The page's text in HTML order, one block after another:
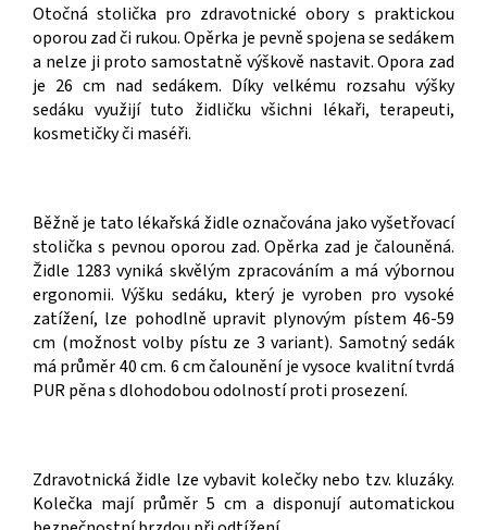
Otočná stolička pro zdravotnické obory s praktickou
oporou zad či rukou. Opěrka je pevně spojena se sedákem
a nelze ji proto samostatně výškově nastavit. Opora zad
je 26 cm nad sedákem. Díky velkému rozsahu výšky
sedáku využijí tuto židličku všichni lékaři, terapeuti,
kosmetičky či maséři.
Běžně je tato lékařská židle označována jako vyšetřovací
stolička s pevnou oporou zad. Opěrka zad je čalouněná.
Židle 1283 vyniká skvělým zpracováním a má výbornou
ergonomii. Výšku sedáku, který je vyroben pro vysoké
zatížení, lze pohodlně upravit plynovým pístem 46-59
cm (možnost volby pístu ze 3 variant). Samotný sedák
má průměr 40 cm. 6 cm čalounění je vysoce kvalitní tvrdá
PUR pěna s dlohodobou odolností proti prosezení.
Zdravotnická židle lze vybavit kolečky nebo tzv. kluzáky.
Kolečka mají průměr 5 cm a disponují automatickou